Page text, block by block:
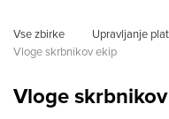
Vse zbirke Upravljanje
Vloge skrbnikov ekip
Vloge